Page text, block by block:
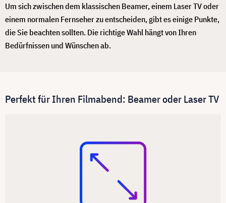
Um sich zwischen dem klassischen Beamer, einem Laser TV oder
einem normalen Fernseher zu entscheiden, gibt es einige Punkte,
die Sie beachten sollten. Die richtige Wahl hängt von Ihren
Bedürfnissen und Wünschen ab.
Perfekt für Ihren Filmabend: Beamer oder Laser TV